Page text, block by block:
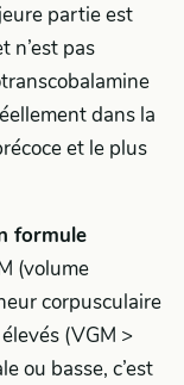
partie est
n’est pas
dans la
et le plus
formule
(volume
corpusculaire
(VGM >
ou basse, c’est